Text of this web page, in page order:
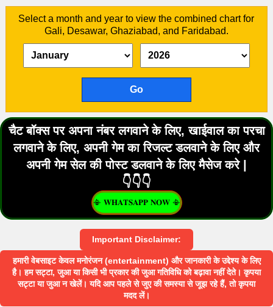
Select a month and year to view the combined chart for
Gali, Desawar, Ghaziabad, and Faridabad.
चैट बॉक्स पर अपना नंबर लगवाने के लिए, खाईवाल का परचा
लगवाने के लिए, अपनी गेम का रिजल्ट डलवाने के लिए और
अपनी गेम सेल की पोस्ट डलवाने के लिए मैसेज करे |
👇👇👇
📳 𝐖𝐇𝐀𝐓𝐒𝐀𝐏𝐏 𝐍𝐎𝐖 📳
Important Disclaimer:
हमारी वेबसाइट केवल मनोरंजन (entertainment) और जानकारी के उद्देश्य के लिए
है। हम सट्टा, जुआ या किसी भी प्रकार की जुआ गतिविधि को बढ़ावा नहीं देते। कृपया
सट्टा या जुआ न खेलें। यदि आप पहले से जुए की समस्या से जूझ रहे हैं, तो कृपया
मदद लें।